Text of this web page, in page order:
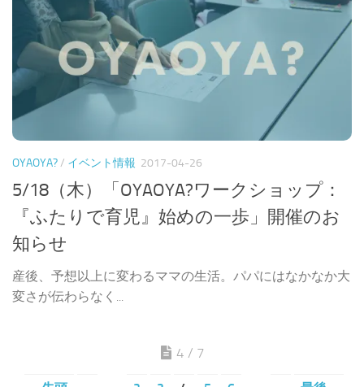
OYAOYA?/ イベント情報 2017-04-26
5/18（木）「OYAOYA?ワークショップ：
『ふたりで育児』始めの一歩」開催のお
知らせ
産後、予想以上に変わるママの生活。パパにはなかなか大
変さが伝わらなく...
4 / 7